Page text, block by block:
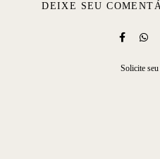
DEIXE SEU
Solicite